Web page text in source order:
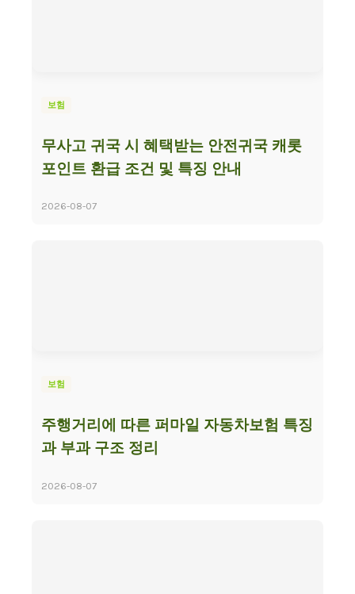
보험
무사고 귀국 시 혜택받는 안전귀국 캐롯
포인트 환급 조건 및 특징 안내
2026-08-07
보험
주행거리에 따른 퍼마일 자동차보험 특징
과 부과 구조 정리
2026-08-07